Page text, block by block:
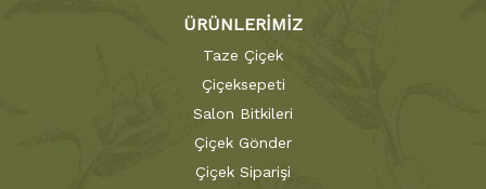
ÜRÜNLERİMİZ
Taze Çiçek
Çiçeksepeti
Salon Bitkileri
Çiçek Gönder
Çiçek Siparişi